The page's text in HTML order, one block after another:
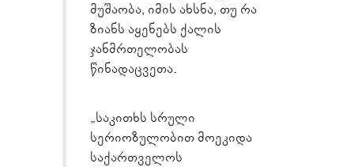
მუშაობა, იმის ახსნა, თუ რა
ზიანს აყენებს ქალის
ჯანმრთელობას
წინადაცვეთა.
„საკითხს სრული
სერიოზულობით მოეკიდა
საქართველოს